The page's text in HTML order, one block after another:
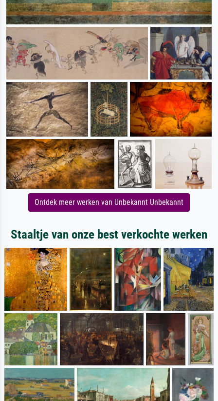
Ontdek meer werken van Unbekannt Unbekannt
Staaltje van onze best verkochte werken